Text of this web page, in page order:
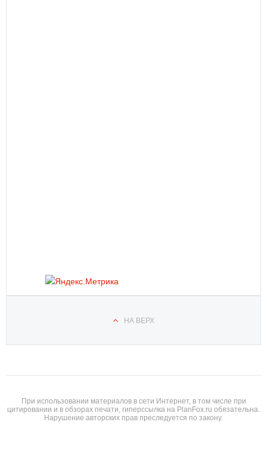
НА ВЕРХ
При использовании материалов в сети Интернет, в том числе при
цитировании и в обзорах печати, гиперссылка на PlanFox.ru обязательна.
Нарушение авторских прав преследуется по закону.